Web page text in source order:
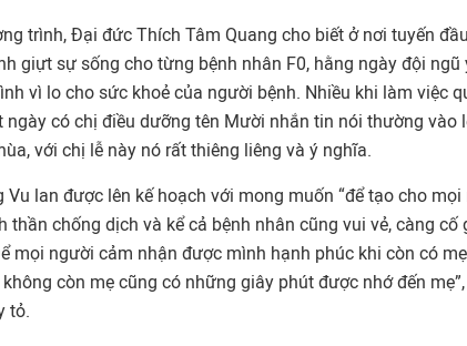
trình, Đại đức Thích Tâm Quang cho biết ở nơi tuyến đầu
giựt sự sống cho từng bệnh nhân F0, hằng ngày đội ngũ
vì lo cho sức khoẻ của người bệnh. Nhiều khi làm việc
có chị điều dưỡng tên Mười nhắn tin nói thường vào
với chị lễ này nó rất thiêng liêng và ý nghĩa.
Vu lan được lên kế hoạch với mong muốn “để tạo cho mọi
thần chống dịch và kể cả bệnh nhân cũng vui vẻ, càng cố
mọi người cảm nhận được mình hạnh phúc khi còn có
còn mẹ cũng có những giây phút được nhớ đến
tỏ.